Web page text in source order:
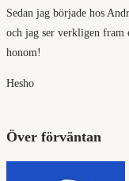
Sedan jag började hos
och jag ser verkligen fram
honom!
Hesho
Över förväntan